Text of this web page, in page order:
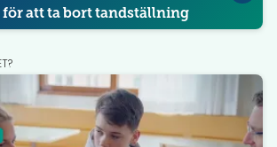
för att ta bort tandställning